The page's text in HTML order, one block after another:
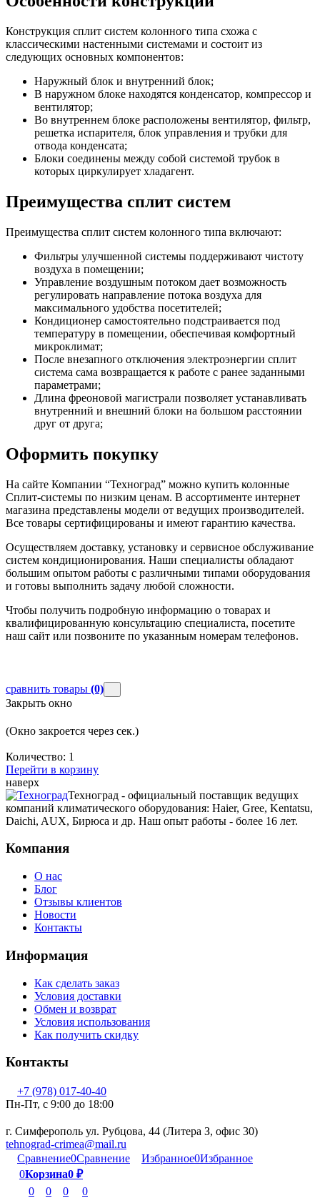
Конструкция сплит систем колонного типа схожа с
классическими настенными системами и состоит из
следующих основных компонентов:
Наружный блок и внутренний блок;
В наружном блоке находятся конденсатор, компрессор и
вентилятор;
Во внутреннем блоке расположены вентилятор, фильтр,
решетка испарителя, блок управления и трубки для
отвода конденсата;
Блоки соединены между собой системой трубок в
которых циркулирует хладагент.
Преимущества сплит систем
Преимущества сплит систем колонного типа включают:
Фильтры улучшенной системы поддерживают чистоту
воздуха в помещении;
Управление воздушным потоком дает возможность
регулировать направление потока воздуха для
максимального удобства посетителей;
Кондиционер самостоятельно подстраивается под
температуру в помещении, обеспечивая комфортный
микроклимат;
После внезапного отключения электроэнергии сплит
система сама возвращается к работе с ранее заданными
параметрами;
Длина фреоновой магистрали позволяет устанавливать
внутренний и внешний блоки на большом расстоянии
друг от друга;
Оформить покупку
На сайте Компании “Техноград” можно купить колонные
Сплит-системы по низким ценам. В ассортименте интернет
магазина представлены модели от ведущих производителей.
Все товары сертифицированы и имеют гарантию качества.
Осуществляем доставку, установку и сервисное обслуживание
систем кондиционирования. Наши специалисты обладают
большим опытом работы с различными типами оборудования
и готовы выполнить задачу любой сложности.
Чтобы получить подробную информацию о товарах и
квалифицированную консультацию специалиста, посетите
наш сайт или позвоните по указанным номерам телефонов.
сравнить товары (0)
Закрыть окно
(Окно закроется через сек.)
Количество: 1
Перейти в корзину
наверх
Техноград - официальный поставщик ведущих
компаний климатического оборудования: Haier, Gree, Kentatsu,
Daichi, AUX, Бирюса и др. Наш опыт работы - более 16 лет.
Компания
О нас
Блог
Отзывы клиентов
Новости
Контакты
Информация
Как сделать заказ
Условия доставки
Обмен и возврат
Условия использования
Как получить скидку
Контакты
+7 (978) 017-40-40
Пн-Пт, c 9:00 до 18:00
г. Симферополь ул. Рубцова, 44 (Литера З, офис 30)
tehnograd-crimea@mail.ru
Сравнение0Сравнение Избранное0Избранное
0Корзина0 ₽
0
0 0 0